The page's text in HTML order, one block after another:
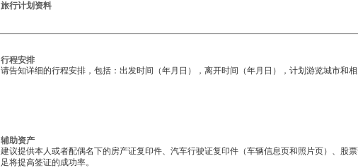
旅行计划资料
行程安排
请告知详细的行程安排，包括：出发时间（年月日），离开时间（年月日），计划游览城市和相
辅助资产
建议提供本人或者配偶名下的房产证复印件、汽车行驶证复印件（车辆信息页和照片页）、股
足将提高签证的成功率。